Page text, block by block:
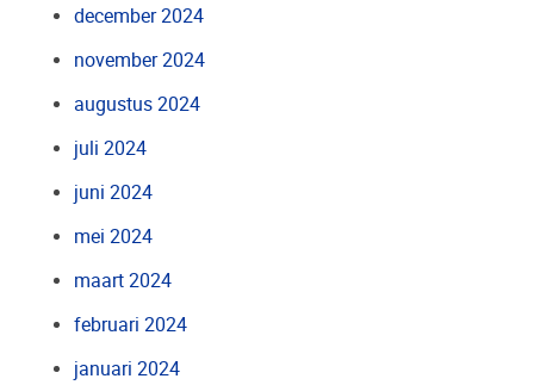
december 2024
november 2024
augustus 2024
juli 2024
juni 2024
mei 2024
maart 2024
februari 2024
januari 2024